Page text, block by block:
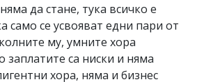
да стане, тука всичко е
само се усвояват едни пари от
му, умните хора
заплатите са ниски и няма
хора, няма и бизнес